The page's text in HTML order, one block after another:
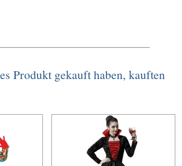
Produkt gekauft haben, kauften